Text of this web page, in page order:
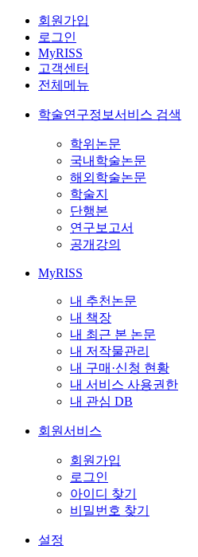
회원가입
로그인
MyRISS
고객센터
전체메뉴
학술연구정보서비스 검색
학위논문
국내학술논문
해외학술논문
학술지
단행본
연구보고서
공개강의
MyRISS
내 추천논문
내 책장
내 최근 본 논문
내 저작물관리
내 구매·신청 현황
내 서비스 사용권한
내 관심 DB
회원서비스
회원가입
로그인
아이디 찾기
비밀번호 찾기
설정